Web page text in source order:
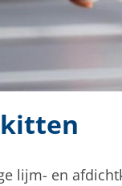
lijm- en